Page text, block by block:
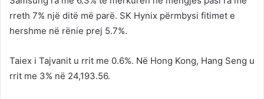
rreth 7% një ditë më parë. SK Hynix përmbysi fitimet e
hershme në rënie prej 5.7%.
Taiex i Tajvanit u rrit me 0.6%. Në Hong Kong, Hang Seng u
rrit me 3% në 24,193.56.